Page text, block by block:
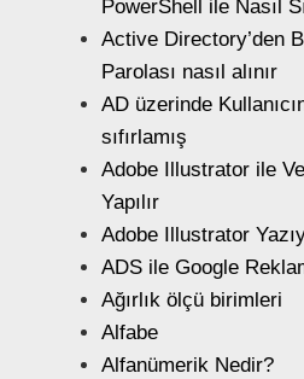
PowerShell ile Nasıl
Active Directory’den
Parolası nasıl alınır
AD üzerinde
sıfırlamış
Adobe Illustrator ile
Yapılır
Adobe Illustrator
ADS ile Google
Ağırlık ölçü birimleri
Alfabe
Alfanümerik Nedir?